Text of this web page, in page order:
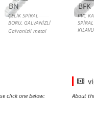
BN
ÇELİK SPİRAL
BORU, GALVANİZLİ
Galvanizli metal
BFK
PVC
click one below: About